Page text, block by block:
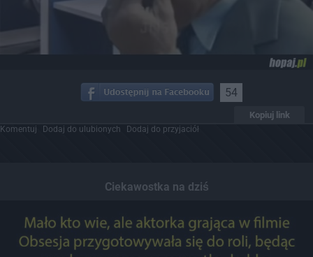
54
Kopiuj link
Komentuj Dodaj do ulubionych Dodaj do przyjaciół
Ciekawostka na dziś